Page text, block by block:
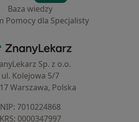
Baza wiedzy
Pomocy dla Specjalisty
ZnanyLekarz - Strona główna
Sp. z o.o.
ul. Kolejowa 5/7
Warszawa, Polska
NIP: ⁠7010224868
KRS: ⁠0000347997